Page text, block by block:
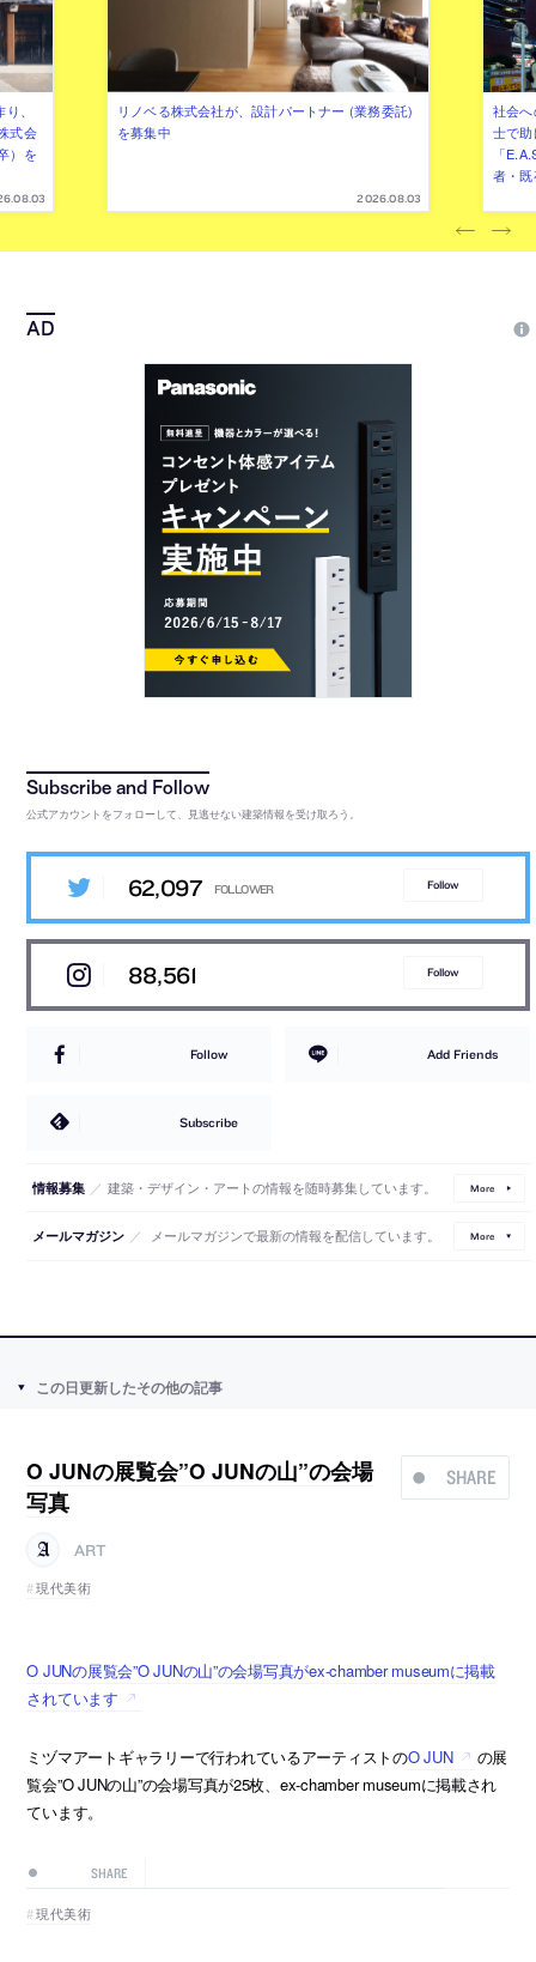
、
式会
）を
リノベる株式会社が、設計パートナー (業務委託)
を募集中
2026.08.03
社会
士で
「
者・
公式アカウントをフォローして、見逃せない建築情報を受け取ろう。
62,097 Follow
88,561 Follow
Follow Add Friends
Subscribe
情報募集 ／ 建築・デザイン・アートの情報を随時募集しています。 More
メールマガジン ／ メールマガジンで最新の情報を配信しています。 More
この日更新したその他の記事
SHARE
O JUNの展覧会”O JUNの山”の会場
写真
ART
現代美術
O JUNの展覧会”O JUNの山”の会場写真がex-chamber museumに掲載
されています
ミヅマアートギャラリーで行われているアーティストのO JUN
の展
覧会”O JUNの山”の会場写真が25枚、ex-chamber museumに掲載され
ています。
SHARE
現代美術